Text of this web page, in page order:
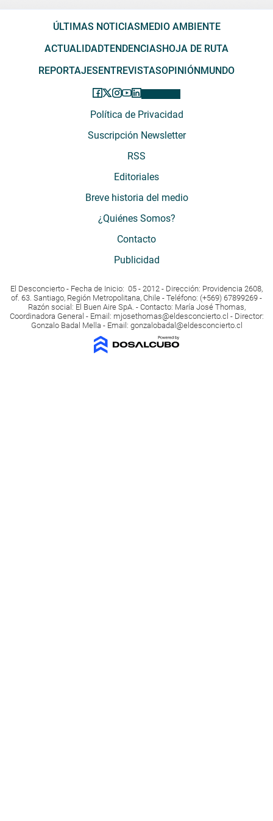
ÚLTIMAS NOTICIAS MEDIO AMBIENTE
ACTUALIDADTENDENCIAS HOJA DE RUTA
REPORTAJES ENTREVISTASOPINIÓN MUNDO
Política de Privacidad
Suscripción Newsletter
RSS
Editoriales
Breve historia del medio
¿Quiénes Somos?
Contacto
Publicidad
El Desconcierto - Fecha de Inicio: 05 - 2012 - Dirección: Providencia 2608,
of. 63. Santiago, Región Metropolitana, Chile - Teléfono: (+569) 67899269 -
Razón social: El Buen Aire SpA. - Contacto: María José Thomas,
Coordinadora General - Email: mjosethomas@eldesconcierto.cl - Director:
Gonzalo Badal Mella - Email: gonzalobadal@eldesconcierto.cl